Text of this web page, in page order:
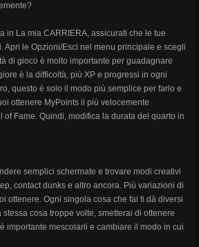
in La mia CARRIERA, assicurati che le tue
Apri le Opzioni/Esci nel menu principale e scegli
di gioco è molto importante per guadagnare
è la difficoltà, più XP e progressi in ogni
questo è solo il modo più semplice per farlo e
ottenere MyPoints il più velocemente
Fame. Quindi, modifica la durata del quarto in
semplici schermate e trovare modi creativi
contact dunks e altro ancora. Più variazioni di
ottenere. Ogni singola cosa che fai ti dà diversi
cosa troppe volte, smetterai di ottenere
importante mescolarli e cambiare il modo in cui